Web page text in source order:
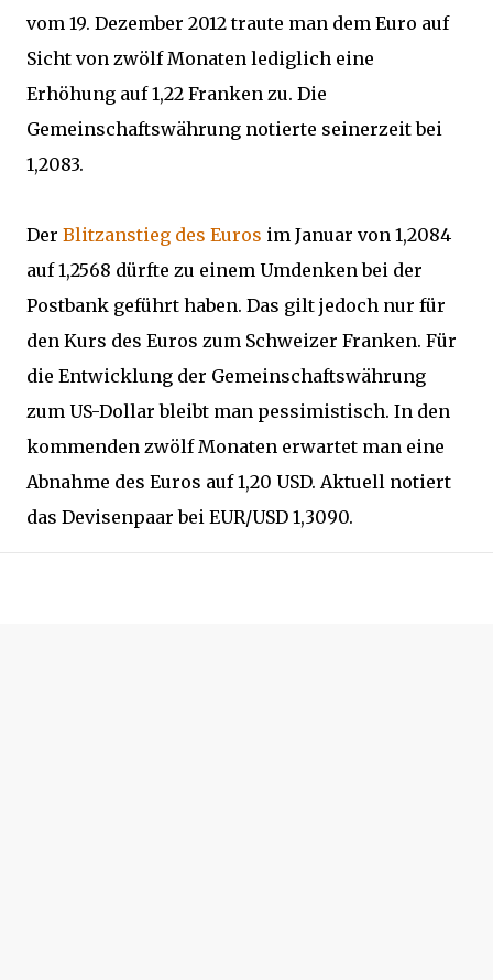
vom 19. Dezember 2012 traute man dem Euro auf
Sicht von zwölf Monaten lediglich eine
Erhöhung auf 1,22 Franken zu. Die
Gemeinschaftswährung notierte seinerzeit bei
1,2083.
Der Blitzanstieg des Euros im Januar von 1,2084
auf 1,2568 dürfte zu einem Umdenken bei der
Postbank geführt haben. Das gilt jedoch nur für
den Kurs des Euros zum Schweizer Franken. Für
die Entwicklung der Gemeinschaftswährung
zum US-Dollar bleibt man pessimistisch. In den
kommenden zwölf Monaten erwartet man eine
Abnahme des Euros auf 1,20 USD. Aktuell notiert
das Devisenpaar bei EUR/USD 1,3090.